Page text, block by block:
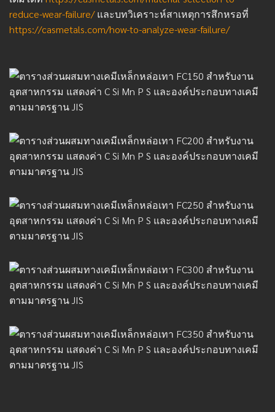
reduce-wear-failure/และบทวิเคราะห์สาเหตุการสึกหรอที่
https://casmetals.com/how-to-analyze-wear-failure/